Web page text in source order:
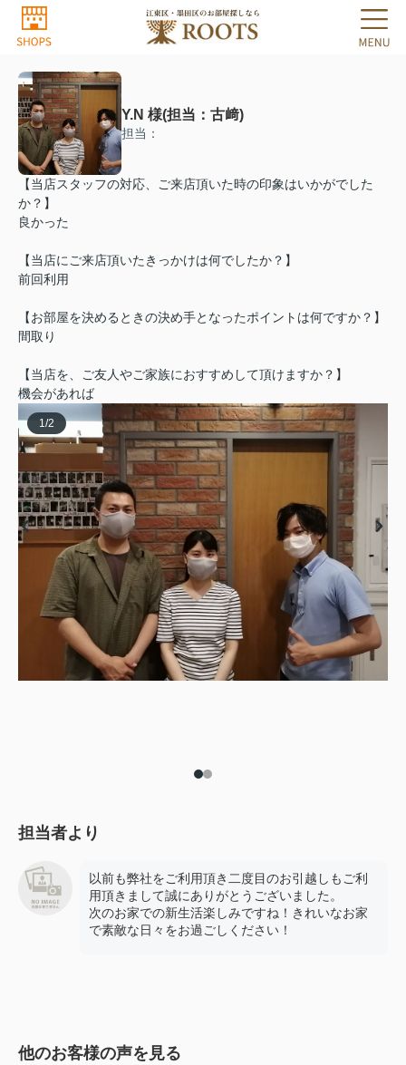
Y.N 様(担当：古﨑)
担当：
【当店スタッフの対応、ご来店頂いた時の印象はいかがでした
か？】
良かった
【当店にご来店頂いたきっかけは何でしたか？】
前回利用
【お部屋を決めるときの決め手となったポイントは何ですか？】
間取り
【当店を、ご友人やご家族におすすめして頂けますか？】
機会があれば
1/2
担当者より
以前も弊社をご利用頂き二度目のお引越しもご利
用頂きまして誠にありがとうございました。
次のお家での新生活楽しみですね！きれいなお家
で素敵な日々をお過ごしください！
他のお客様の声を見る